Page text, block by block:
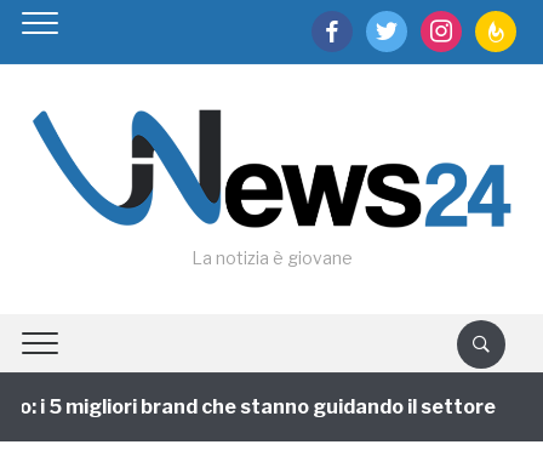
facebooktwitter instagram
La notizia è giovane
i 5 migliori brand che stanno guidando il settore